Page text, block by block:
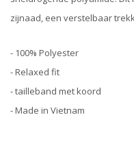
zijnaad, een verstelbaar
- 100% Polyester
- Relaxed fit
- tailleband met koord
- Made in Vietnam